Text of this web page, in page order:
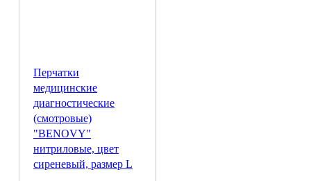
Перчатки
медицинские
диагностические
(смотровые)
"BENOVY"
нитриловые, цвет
сиреневый, размер L